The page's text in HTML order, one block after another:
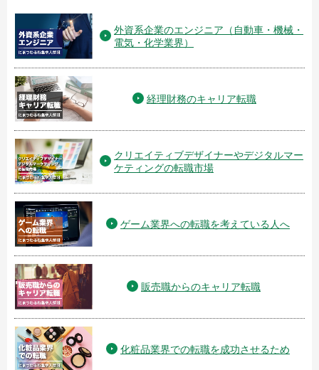
外資系企業のエンジニア（自動車・機械・
電気・化学業界）
経理財務のキャリア転職
クリエイティブデザイナーやデジタルマー
ケティングの転職市場
ゲーム業界への転職を考えている人へ
販売職からのキャリア転職
化粧品業界での転職を成功させるため